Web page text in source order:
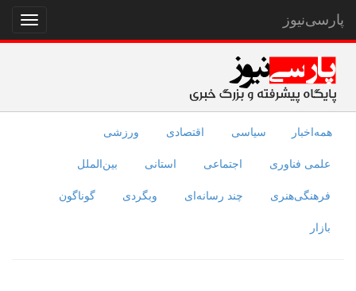
نمایش
منو
پارسی‌نیوز
همه‌اخبار سیاسی اقتصادی ورزشی
علمی فناوری اجتماعی استانی بین‌الملل
فرهنگی‌هنری چند رسانه‌ای وبگردی گوناگون
بازار